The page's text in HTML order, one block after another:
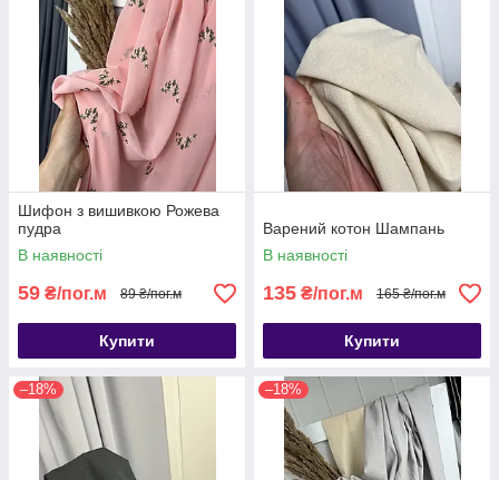
Шифон з вишивкою Рожева
пудра
В наявності
59 ₴/пог.м 89 ₴/пог.м
Купити
Варений котон Шампань
В наявності
135 ₴/пог.м 165 ₴/пог.м
Купити
–18% –18%